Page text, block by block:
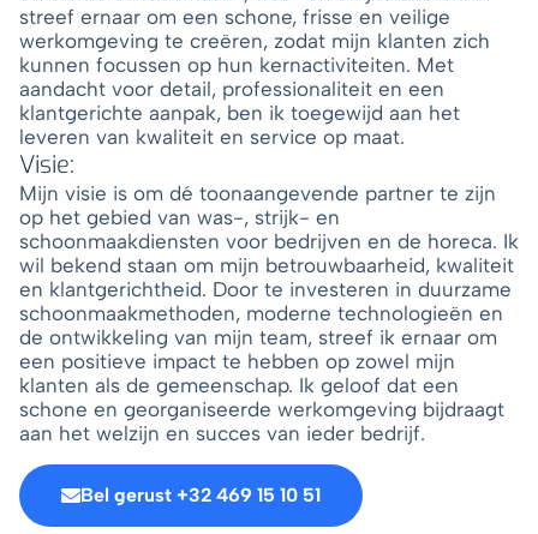
streef ernaar om een schone, frisse en veilige
werkomgeving te creëren, zodat mijn klanten zich
kunnen focussen op hun kernactiviteiten. Met
aandacht voor detail, professionaliteit en een
klantgerichte aanpak, ben ik toegewijd aan het
leveren van kwaliteit en service op maat.
Visie:
Mijn visie is om dé toonaangevende partner te zijn
op het gebied van was-, strijk- en
schoonmaakdiensten voor bedrijven en de horeca. Ik
wil bekend staan om mijn betrouwbaarheid, kwaliteit
en klantgerichtheid. Door te investeren in duurzame
schoonmaakmethoden, moderne technologieën en
de ontwikkeling van mijn team, streef ik ernaar om
een positieve impact te hebben op zowel mijn
klanten als de gemeenschap. Ik geloof dat een
schone en georganiseerde werkomgeving bijdraagt
aan het welzijn en succes van ieder bedrijf.
Bel gerust +32 469 15 10 51